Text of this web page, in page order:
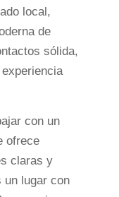
local,
de
sólida,
con un
ofrece
claras y
un lugar con